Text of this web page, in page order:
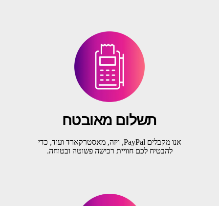
תשלום מאובטח
אנו מקבלים PayPal, ויזה, מאסטרקארד ועוד, כדי
להבטיח לכם חוויית רכישה פשוטה ובטוחה.